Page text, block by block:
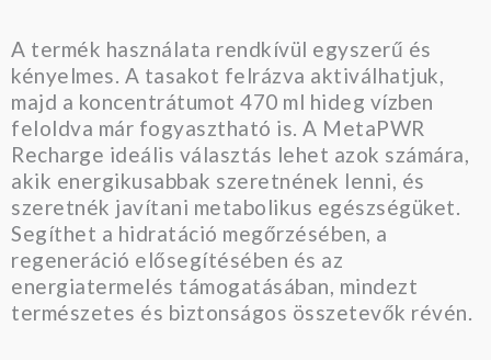
A termék használata rendkívül egyszerű és
kényelmes. A tasakot felrázva aktiválhatjuk,
majd a koncentrátumot 470 ml hideg vízben
feloldva már fogyasztható is. A MetaPWR
Recharge ideális választás lehet azok számára,
akik energikusabbak szeretnének lenni, és
szeretnék javítani metabolikus egészségüket.
Segíthet a hidratáció megőrzésében, a
regeneráció elősegítésében és az
energiatermelés támogatásában, mindezt
természetes és biztonságos összetevők révén.